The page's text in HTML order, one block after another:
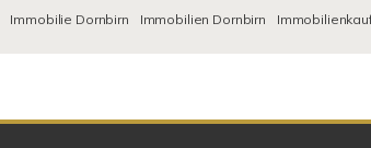
Immobilie Dornbirn Immobilien Dornbirn